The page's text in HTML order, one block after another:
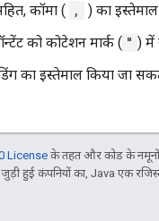
कॉमा ( ,
) का
को कोटेशन मार्क ( " ) में
का इस्तेमाल किया जा
License के तहत और कोड के
हुई कंपनियों का, Java एक